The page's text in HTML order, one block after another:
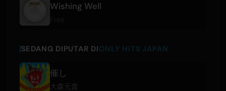
Wishing Well
SEDANG DIPUTAR DIONLY HITS JAPAN
催し
大森元貴